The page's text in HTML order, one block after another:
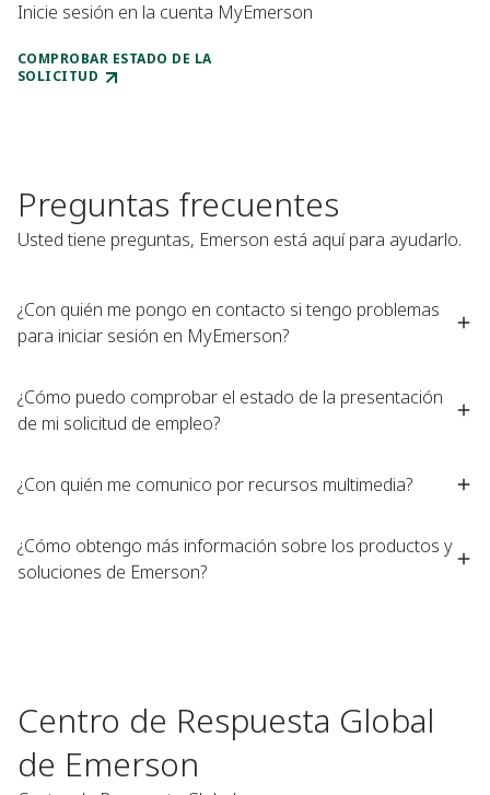
Inicie sesión en la cuenta MyEmerson
COMPROBAR ESTADO DE LA
SOLICITUD
Preguntas frecuentes
Usted tiene preguntas, Emerson está aquí para ayudarlo.
¿Con quién me pongo en contacto si tengo problemas
para iniciar sesión en MyEmerson?
¿Cómo puedo comprobar el estado de la presentación
de mi solicitud de empleo?
¿Con quién me comunico por recursos multimedia?
¿Cómo obtengo más información sobre los productos y
soluciones de Emerson?
Centro de Respuesta Global
de Emerson